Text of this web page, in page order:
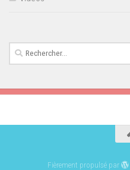
Rechercher :
Fièrement propulsé par